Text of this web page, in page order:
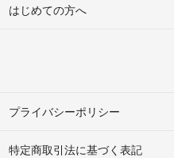
はじめての方へ
プライバシーポリシー
特定商取引法に基づく表記